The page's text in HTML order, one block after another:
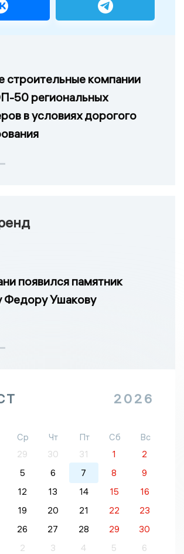
строительные компании
50 региональных
в условиях дорогого
появился памятник
Федору Ушакову
2026
Ср Чт Пт Сб
Вс
29 30 31 1
2
5 6 7 8
9
12 13 14 15
16
19 20 21 22
23
26 27 28 29
30
2 3 4 5 6